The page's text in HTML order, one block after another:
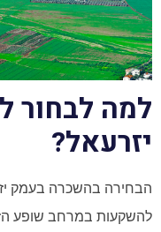
למה לבחור
יזרעאל?
הבחירה בהשכרה בעמק
להשקעות במרחב שופע